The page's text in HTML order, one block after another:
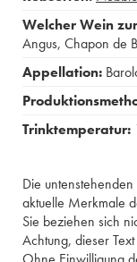
Welcher Wein
Angus, Chapon de
Appellation:
Trinktemperatur:
Die
aktuelle Merkmale
Sie beziehen sich
Achtung, dieser